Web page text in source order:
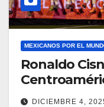
MEXICANOS POR EL
Ronaldo
DICIEMBRE 4,